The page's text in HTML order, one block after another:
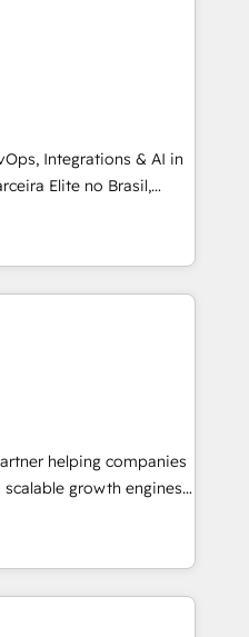
marketing strategy,
driven design
Global B2B
Services, IT and
Integrations & AI in
em crescimento
automações e
para garantir visibilidade
Latina. -------
CRM architectures and
full pipeline and
- RevOps
Workflows &
(Billing &
helping companies
growth engines.
and change
results. As part of
we unite more than
Europe – ready to
to support your